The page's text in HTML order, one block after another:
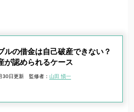
ルの借金は自己破産できない？
が認められるケース
30日更新 監修者： 山田 愼一